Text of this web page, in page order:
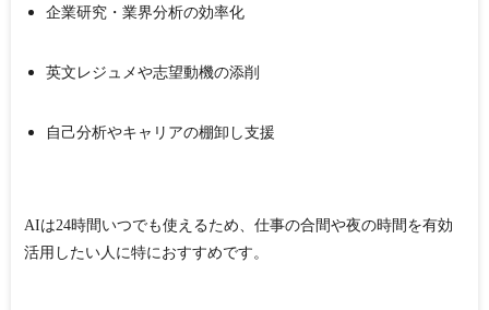
企業研究・業界分析の効率化
英文レジュメや志望動機の添削
自己分析やキャリアの棚卸し支援
AIは24時間いつでも使えるため、 仕事の合間や夜の時間を有効
活用したい人 に特におすすめです。